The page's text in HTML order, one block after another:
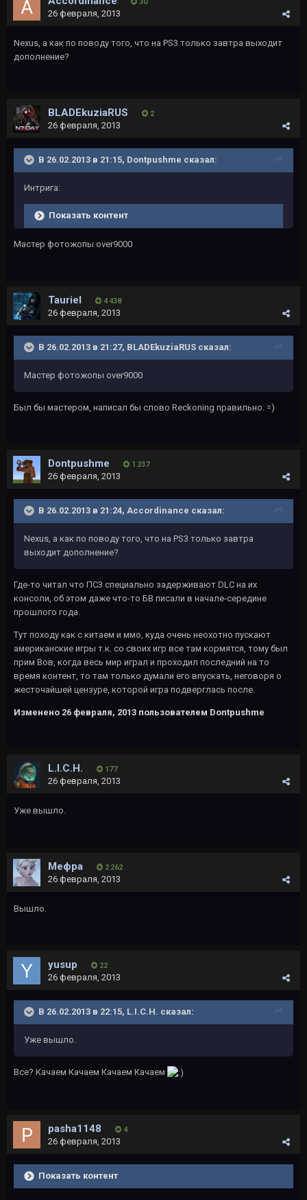
26 февраля, 2013
Nexus, а как по поводу того, что на PS3 только завтра выходит
дополнение?
BLADEkuziaRUS 2
26 февраля, 2013
В 26.02.2013 в 21:15, Dontpushme сказал:
Интрига:
Показать контент
Мастер фотожопы over9000
Tauriel 4 438
26 февраля, 2013
В 26.02.2013 в 21:27, BLADEkuziaRUS сказал:
Мастер фотожопы over9000
Был бы мастером, написал бы слово Reckoning правильно. =)
Dontpushme 1 237
26 февраля, 2013
В 26.02.2013 в 21:24, Accordinance сказал:
Nexus, а как по поводу того, что на PS3 только завтра
выходит дополнение?
Где-то читал что ПС3 специально задерживают DLC на их
консоли, об этом даже что-то БВ писали в начале-середине
прошлого года.
Тут походу как с китаем и ммо, куда очень неохотно пускают
американские игры т.к. со своих игр все там кормятся, тому был
прим Вов, когда весь мир играл и проходил последний на то
время контент, то там только думали его впускать, неговоря о
жесточайшей цензуре, которой игра подверглась после.
Изменено 26 февраля, 2013 пользователем Dontpushme
L.I.C.H. 177
26 февраля, 2013
Уже вышло.
Мефра 2 262
26 февраля, 2013
Вышло.
yusup 22
26 февраля, 2013
В 26.02.2013 в 22:15, L.I.C.H. сказал:
Уже вышло.
Все? Качаем Качаем Качаем Качаем
pasha1148 4
26 февраля, 2013
Показать контент